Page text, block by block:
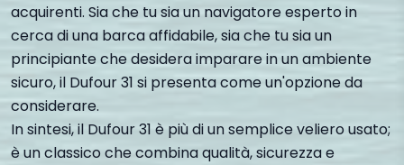
acquirenti. Sia che tu sia un navigatore esperto in
cerca di una barca affidabile, sia che tu sia un
principiante che desidera imparare in un ambiente
sicuro, il Dufour 31 si presenta come un'opzione da
considerare.
In sintesi, il Dufour 31 è più di un semplice veliero usato;
è un classico che combina qualità, sicurezza e